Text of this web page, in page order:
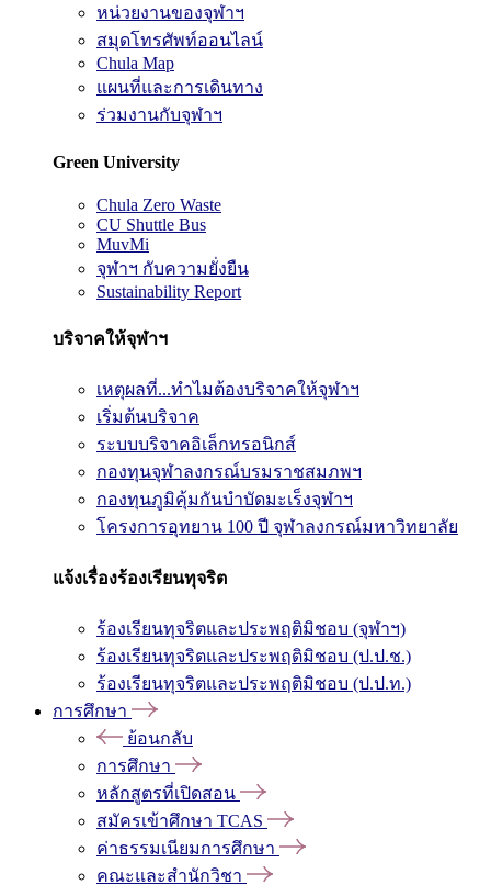
หน่วยงานของจุฬาฯ
สมุดโทรศัพท์ออนไลน์
Chula Map
แผนที่และการเดินทาง
ร่วมงานกับจุฬาฯ
Green University
Chula Zero Waste
CU Shuttle Bus
MuvMi
จุฬาฯ กับความยั่งยืน
Sustainability Report
บริจาคให้จุฬาฯ
เหตุผลที่...ทำไมต้องบริจาคให้จุฬาฯ
เริ่มต้นบริจาค
ระบบบริจาคอิเล็กทรอนิกส์
กองทุนจุฬาลงกรณ์บรมราชสมภพฯ
กองทุนภูมิคุ้มกันบำบัดมะเร็งจุฬาฯ
โครงการอุทยาน 100 ปี จุฬาลงกรณ์มหาวิทยาลัย
แจ้งเรื่องร้องเรียนทุจริต
ร้องเรียนทุจริตและประพฤติมิชอบ (จุฬาฯ)
ร้องเรียนทุจริตและประพฤติมิชอบ (ป.ป.ช.)
ร้องเรียนทุจริตและประพฤติมิชอบ (ป.ป.ท.)
การศึกษา
ย้อนกลับ
การศึกษา
หลักสูตรที่เปิดสอน
สมัครเข้าศึกษา TCAS
ค่าธรรมเนียมการศึกษา
คณะและสำนักวิชา